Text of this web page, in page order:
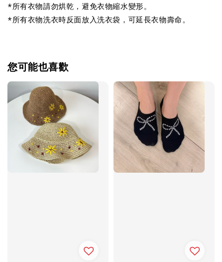
*所有衣物請勿烘乾，避免衣物縮水變形。
*所有衣物洗衣時反面放入洗衣袋，可延長衣物壽命。
您可能也喜歡